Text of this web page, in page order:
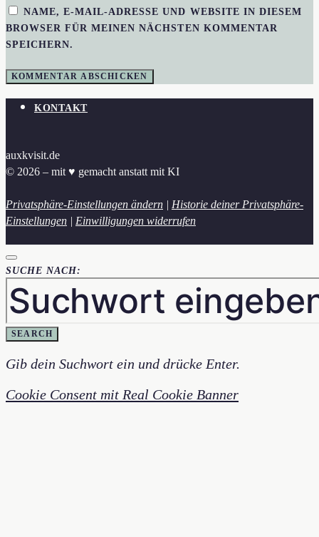
NAME, E-MAIL-ADRESSE UND WEBSITE IN DIESEM
BROWSER FÜR MEINEN NÄCHSTEN KOMMENTAR
SPEICHERN.
KONTAKT
auxkvisit.de
© 2026 – mit ♥︎ gemacht anstatt mit KI
Privatsphäre-Einstellungen ändern | Historie deiner Privatsphäre-
Einstellungen | Einwilligungen widerrufen
SUCHE NACH:
SEARCH
Gib dein Suchwort ein und drücke Enter.
Cookie Consent mit Real Cookie Banner